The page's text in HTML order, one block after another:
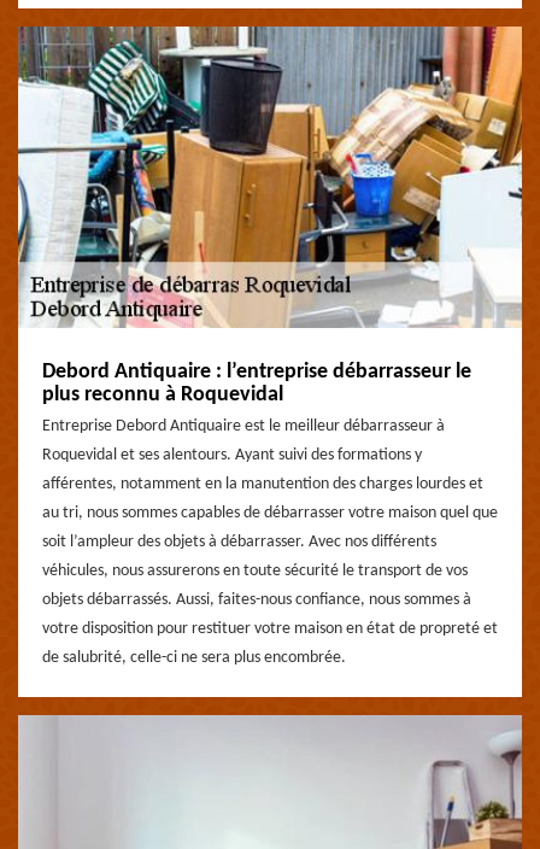
Debord Antiquaire : l’entreprise débarrasseur le
plus reconnu à Roquevidal
Entreprise Debord Antiquaire est le meilleur débarrasseur à
Roquevidal et ses alentours. Ayant suivi des formations y
afférentes, notamment en la manutention des charges lourdes et
au tri, nous sommes capables de débarrasser votre maison quel que
soit l’ampleur des objets à débarrasser. Avec nos différents
véhicules, nous assurerons en toute sécurité le transport de vos
objets débarrassés. Aussi, faites-nous confiance, nous sommes à
votre disposition pour restituer votre maison en état de propreté et
de salubrité, celle-ci ne sera plus encombrée.